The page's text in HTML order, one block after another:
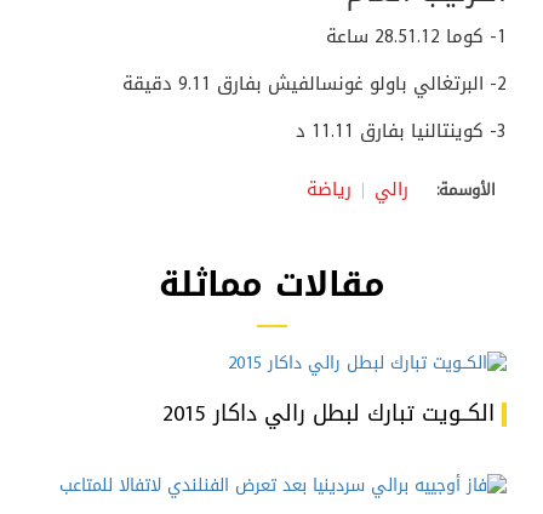
1- كوما 28.51.12 ساعة
2- البرتغالي باولو غونسالفيش بفارق 9.11 دقيقة
3- كوينتالنيا بفارق 11.11 د
الأوسمة: رالي رياضة
مقالات مماثلة
الكــويت تبارك لبطل رالي داكار 2015